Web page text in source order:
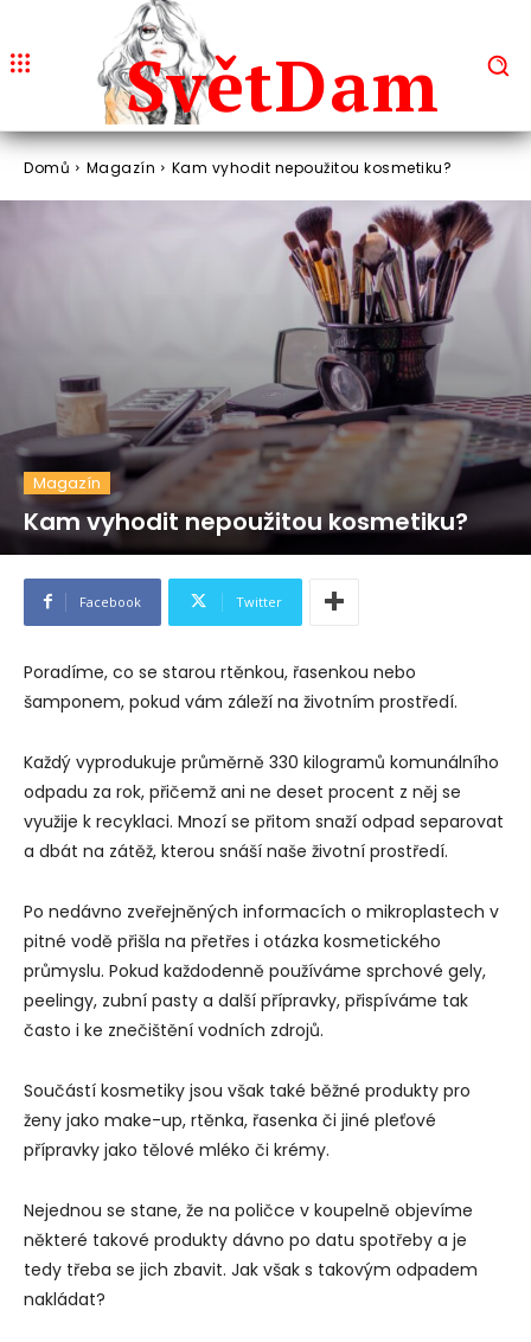
SvětDam
Domů Magazín Kam vyhodit nepoužitou kosmetiku?
Magazín
Kam vyhodit nepoužitou kosmetiku?
Facebook Twitter
Poradíme, co se starou rtěnkou, řasenkou nebo
šamponem, pokud vám záleží na životním prostředí.
Každý vyprodukuje průměrně 330 kilogramů komunálního
odpadu za rok, přičemž ani ne deset procent z něj se
využije k recyklaci. Mnozí se přitom snaží odpad separovat
a dbát na zátěž, kterou snáší naše životní prostředí.
Po nedávno zveřejněných informacích o mikroplastech v
pitné vodě přišla na přetřes i otázka kosmetického
průmyslu. Pokud každodenně používáme sprchové gely,
peelingy, zubní pasty a další přípravky, přispíváme tak
často i ke znečištění vodních zdrojů.
Součástí kosmetiky jsou však také běžné produkty pro
ženy jako make-up, rtěnka, řasenka či jiné pleťové
přípravky jako tělové mléko či krémy.
Nejednou se stane, že na poličce v koupelně objevíme
některé takové produkty dávno po datu spotřeby a je
tedy třeba se jich zbavit. Jak však s takovým odpadem
nakládat?